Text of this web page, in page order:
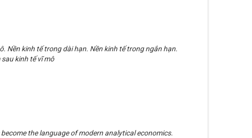
Nền kinh tế trong dài hạn. Nền kinh tế trong ngắn hạn.
kinh tế vĩ mô
the language of modern analytical economics.